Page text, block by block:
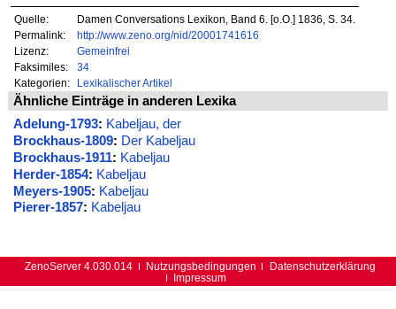
Quelle:
Damen Conversations Lexikon, Band 6. [o.O.] 1836, S. 34.
Permalink:
http://www.zeno.org/nid/20001741616
Lizenz:
Gemeinfrei
Faksimiles:
34
Kategorien:
Lexikalischer Artikel
Ähnliche Einträge in anderen Lexika
Adelung-1793: Kabeljau, der
Brockhaus-1809: Der Kabeljau
Brockhaus-1911: Kabeljau
Herder-1854: Kabeljau
Meyers-1905: Kabeljau
Pierer-1857: Kabeljau
ZenoServer 4.030.014 Nutzungsbedingungen
Datenschutzerklärung
Impressum